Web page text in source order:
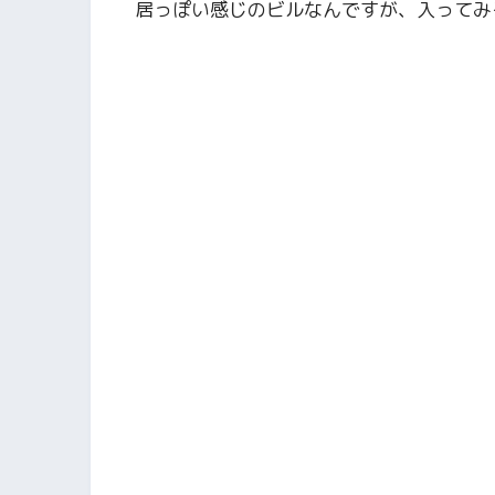
居っぽい感じのビルなんですが、入って